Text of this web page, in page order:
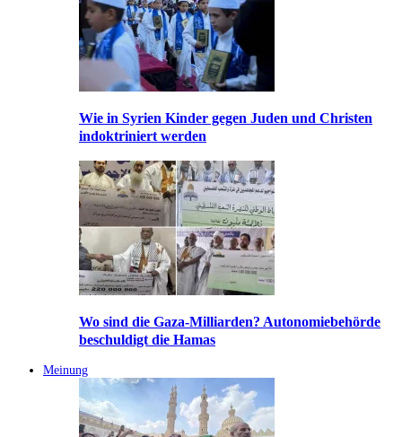
Wie in Syrien Kinder gegen Juden und Christen
indoktriniert werden
Wo sind die Gaza-Milliarden? Autonomiebehörde
beschuldigt die Hamas
Meinung